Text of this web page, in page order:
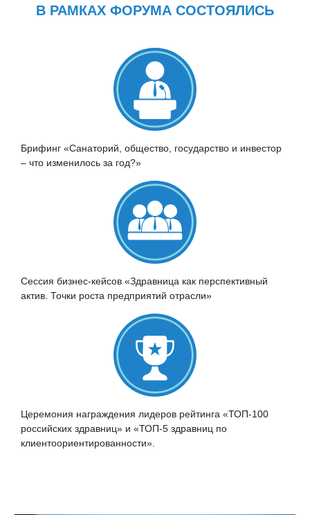
В РАМКАХ ФОРУМА СОСТОЯЛИСЬ
Брифинг «Санаторий, общество, государство и инвестор
– что изменилось за год?»
Сессия бизнес-кейсов «Здравница как перспективный
актив. Точки роста предприятий отрасли»
Церемония награждения лидеров рейтинга «ТОП-100
российских здравниц» и «ТОП-5 здравниц по
клиентоориентированности».